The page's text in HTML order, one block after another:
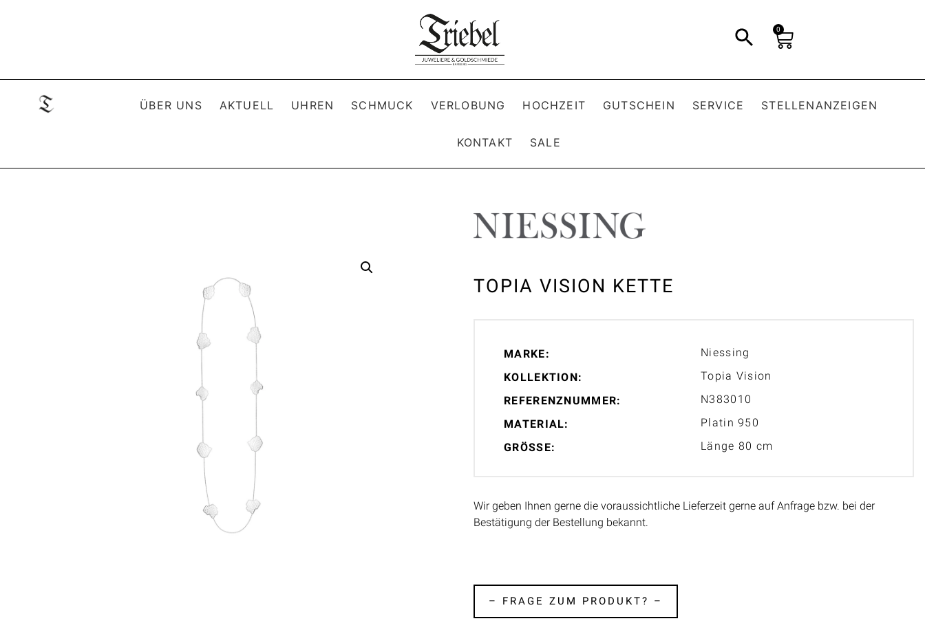
0
ÜBER UNS AKTUELL UHREN SCHMUCK VERLOBUNG HOCHZEIT GUTSCHEIN SERVICE STELLENANZEIGEN
KONTAKT SALE
TOPIA VISION KETTE
MARKE:
Niessing
KOLLEKTION:
Topia Vision
REFERENZNUMMER:
N383010
MATERIAL:
Platin 950
GRÖSSE:
Länge 80 cm
Wir geben Ihnen gerne die voraussichtliche Lieferzeit gerne auf Anfrage bzw. bei der
Bestätigung der Bestellung bekannt.
– FRAGE ZUM PRODUKT? –